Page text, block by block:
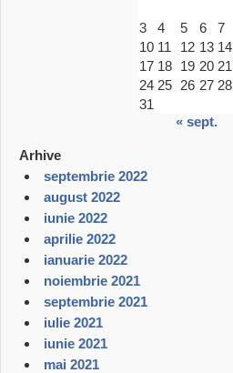
3
4 5 6 7
10 11 12 13 14
17 18 19 20 21
24 25 26 27 28
31
« sept.
Arhive
septembrie 2022
august 2022
iunie 2022
aprilie 2022
ianuarie 2022
noiembrie 2021
septembrie 2021
iulie 2021
iunie 2021
mai 2021